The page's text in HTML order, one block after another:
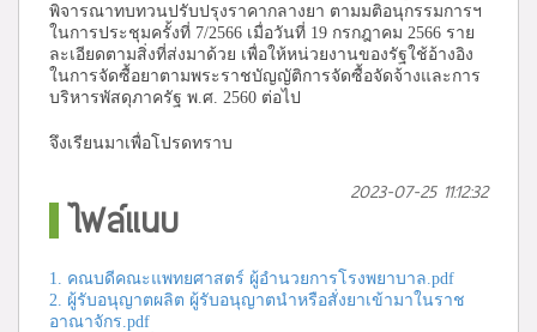
พิจารณาทบทวนปรับปรุงราคากลางยา ตามมติอนุกรรมการฯ
ในการประชุมครั้งที่ 7/2566 เมื่อวันที่ 19 กรกฎาคม 2566 ราย
ละเอียดตามสิ่งที่ส่งมาด้วย เพื่อให้หน่วยงานของรัฐใช้อ้างอิง
ในการจัดซื้อยาตามพระราชบัญญัติการจัดซื้อจัดจ้างและการ
บริหารพัสดุภาครัฐ พ.ศ. 2560 ต่อไป
จึงเรียนมาเพื่อโปรดทราบ
2023-07-25 11:12:32
ไฟล์แนบ
1. คณบดีคณะแพทยศาสตร์ ผู้อำนวยการโรงพยาบาล.pdf
2. ผู้รับอนุญาตผลิต ผู้รับอนุญาตนำหรือสั่งยาเข้ามาในราช
อาณาจักร.pdf